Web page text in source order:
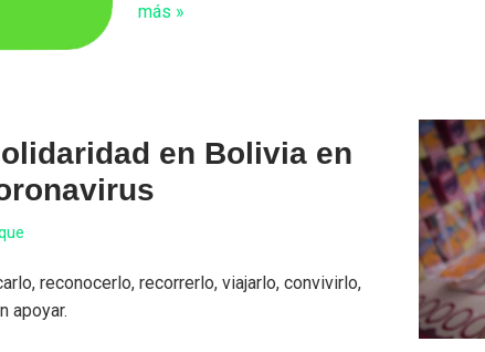
más »
en Bolivia en
reconocerlo, recorrerlo, viajarlo, convivirlo,
apoyar.